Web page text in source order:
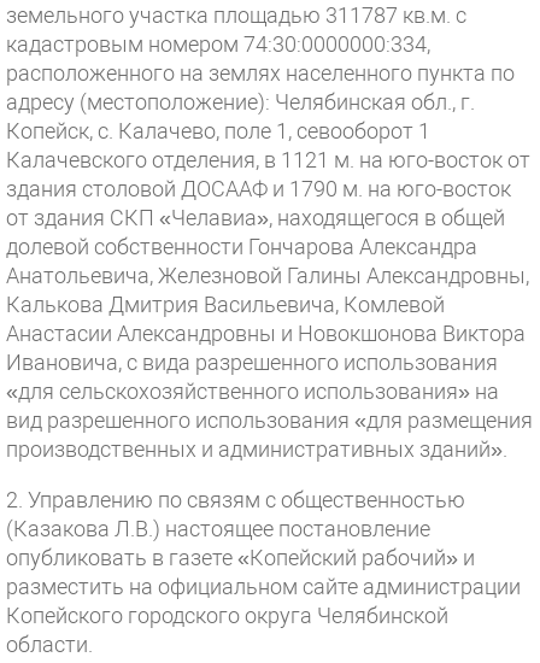
земельного участка площадью 311787 кв.м. с
кадастровым номером 74:30:0000000:334,
расположенного на землях населенного пункта по
адресу (местоположение): Челябинская обл., г.
Копейск, с. Калачево, поле 1, севооборот 1
Калачевского отделения, в 1121 м. на юго-восток от
здания столовой ДОСААФ и 1790 м. на юго-восток
от здания СКП «Челавиа», находящегося в общей
долевой собственности Гончарова Александра
Анатольевича, Железновой Галины Александровны,
Калькова Дмитрия Васильевича, Комлевой
Анастасии Александровны и Новокшонова Виктора
Ивановича, с вида разрешенного использования
«для сельскохозяйственного использования» на
вид разрешенного использования «для размещения
производственных и административных зданий».
2. Управлению по связям с общественностью
(Казакова Л.В.) настоящее постановление
опубликовать в газете «Копейский рабочий» и
разместить на официальном сайте администрации
Копейского городского округа Челябинской
области.